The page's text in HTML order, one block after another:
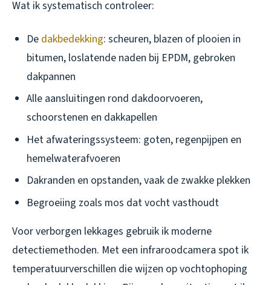
Wat ik systematisch controleer:
De dakbedekking: scheuren, blazen of plooien in
bitumen, loslatende naden bij EPDM, gebroken
dakpannen
Alle aansluitingen rond dakdoorvoeren,
schoorstenen en dakkapellen
Het afwateringssysteem: goten, regenpijpen en
hemelwaterafvoeren
Dakranden en opstanden, vaak de zwakke plekken
Begroeiing zoals mos dat vocht vasthoudt
Voor verborgen lekkages gebruik ik moderne
detectiemethoden. Met een infraroodcamera spot ik
temperatuurverschillen die wijzen op vochtophoping